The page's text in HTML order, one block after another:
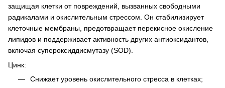
защищая клетки от повреждений, вызванных свободными
радикалами и окислительным стрессом. Он стабилизирует
клеточные мембраны, предотвращает перекисное окисление
липидов и поддерживает активность других антиоксидантов,
включая супероксиддисмутазу (SOD).
Цинк:
Снижает уровень окислительного стресса в клетках;